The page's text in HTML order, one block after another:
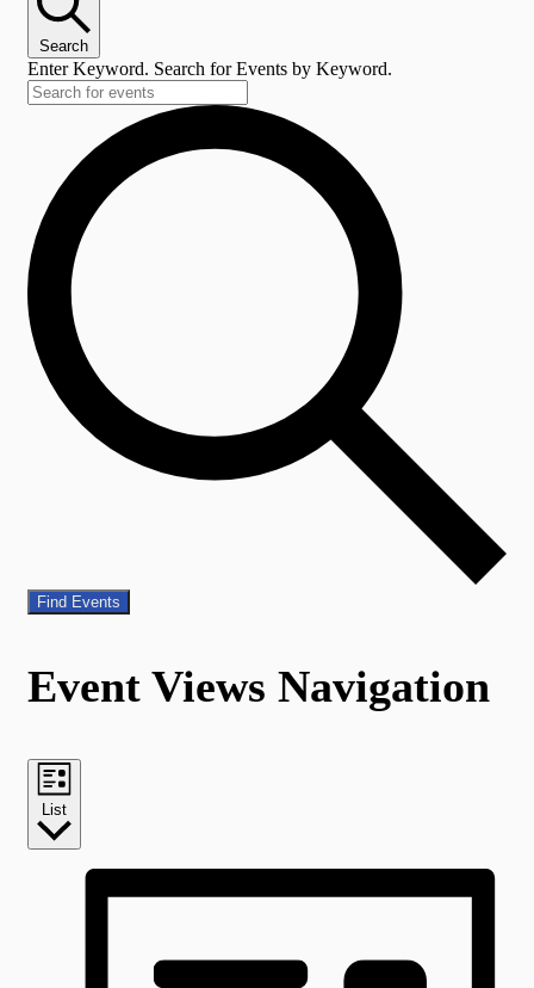
Search
Enter Keyword. Search for Events by Keyword.
Find Events
Event Views Navigation
List